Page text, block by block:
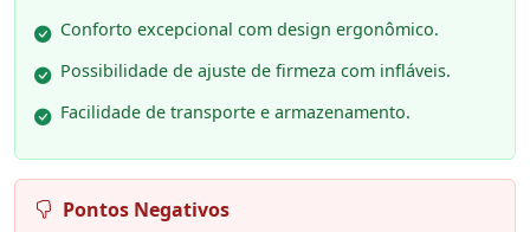
Conforto excepcional com design ergonômico.
Possibilidade de ajuste de firmeza com infláveis.
Facilidade de transporte e armazenamento.
Pontos Negativos